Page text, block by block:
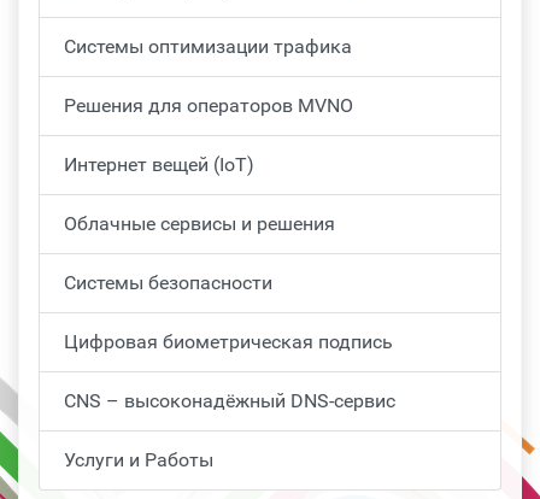
Системы оптимизации трафика
Решения для операторов MVNO
Интернет вещей (IoT)
Облачные сервисы и решения
Системы безопасности
Цифровая биометрическая подпись
CNS – высоконадёжный DNS-сервис
Услуги и Работы